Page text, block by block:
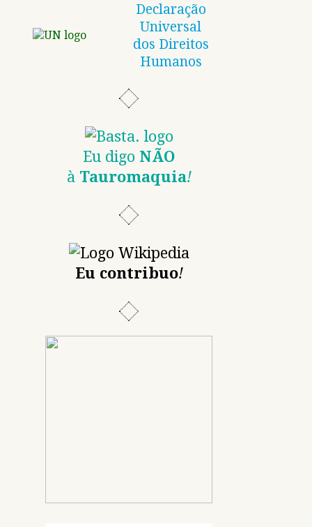
Declaração
Universal
dos Direitos
Humanos
Eu digo NÃO
à Tauromaquia!
Eu contribuo!